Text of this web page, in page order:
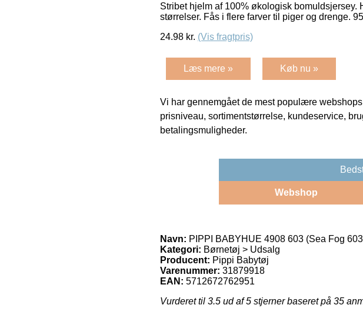
Stribet hjelm af 100% økologisk
størrelser. Fås i flere farver til piger og drenge.
24.98 kr. (Vis fragtpris)
Læs mere » Køb nu »
Vi har gennemgået de mest populære
prisniveau, sortimentstørrelse, kundeservice,
betalingsmuligheder.
Webshop
Navn: PIPPI BABYHUE 4908 603 (Sea Fog
Kategori: Børnetøj > Udsalg
Producent: Pippi Babytøj
Varenummer: 31879918
EAN: 5712672762951
Vurderet til 3.5 ud af 5 stjerner baseret på 35